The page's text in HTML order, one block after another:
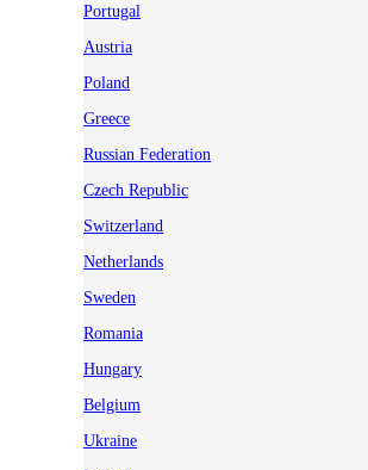
Portugal
Austria
Poland
Greece
Russian Federation
Czech Republic
Switzerland
Netherlands
Sweden
Romania
Hungary
Belgium
Ukraine